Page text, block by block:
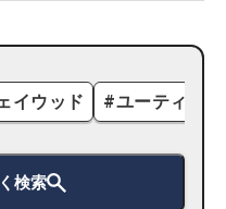
イウッド #ユーティリ
検索